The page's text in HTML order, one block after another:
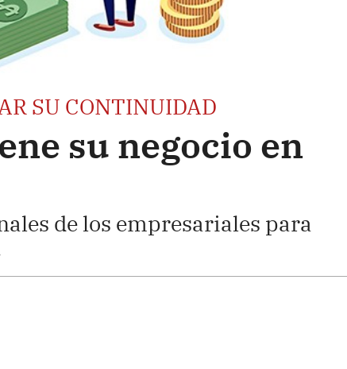
SU CONTINUIDAD
su negocio en
de los empresariales para